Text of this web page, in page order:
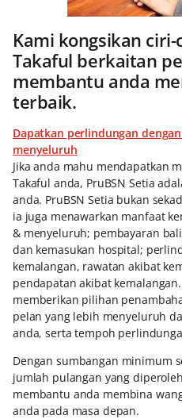
Kami kongsikan
Takaful berkaitan
membantu anda
terbaik.
Dapatkan perlindungan
menyeluruh
Jika anda mahu mendapatkan
Takaful anda, PruBSN Setia
anda. PruBSN Setia bukan
ia juga menawarkan manfaat
& menyeluruh; pembayaran
dan kemasukan hospital;
kemalangan, rawatan akibat
pendapatan akibat
memberikan pilihan
pelan yang lebih menyeluruh
anda, serta tempoh
Dengan sumbangan minimum
jumlah pulangan yang
membantu anda membina
anda pada masa depan.